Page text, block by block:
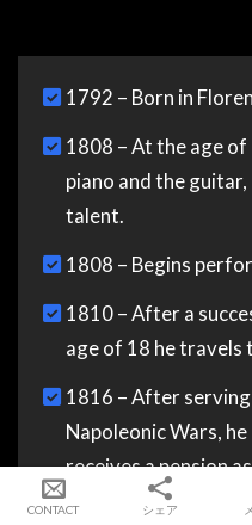
1792 – Born in
1808 – At the age
piano and the
talent.
1808 – Begins
1810 – After a
age of 18 he
1816 – After
Napoleonic Wars,
receives a pension
performs music.
CONTACT シェア